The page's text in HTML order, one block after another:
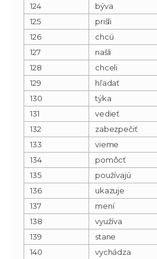
124
býva
125
prišli
126
chcú
127
našli
128
chceli
129
hľadať
130
týka
131
vedieť
132
zabezpečiť
133
vieme
134
pomôcť
135
používajú
136
ukazuje
137
mení
138
využíva
139
stane
140
vychádza